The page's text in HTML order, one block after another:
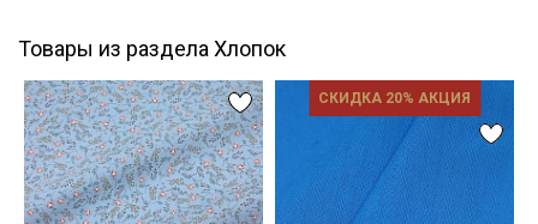
Товары из раздела Хлопок
СКИДКА 20% АКЦИЯ